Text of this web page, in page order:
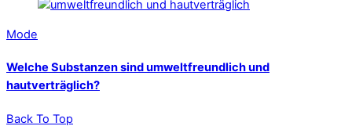
Mode
Welche Substanzen sind umweltfreundlich und
hautverträglich?
Back To Top